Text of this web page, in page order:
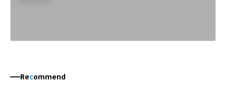
Recommend